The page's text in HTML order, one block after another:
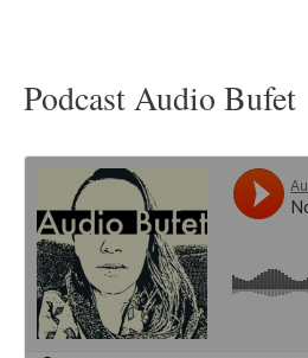
Podcast Audio Bufet